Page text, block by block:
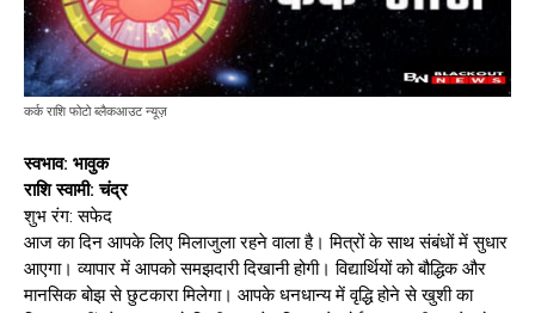
कर्क राशि फोटो ब्लैकआउट न्यूज़
स्वभाव: भावुक
राशि स्वामी: चंद्र
शुभ रंग: सफेद
आज का दिन आपके लिए मिलाजुला रहने वाला है। मित्रों के साथ संबंधों में सुधार
आएगा। व्यापार में आपको समझदारी दिखानी होगी। विद्यार्थियों को बौद्धिक और
मानसिक बोझ से छुटकारा मिलेगा। आपके धनधान्य में वृद्धि होने से खुशी का